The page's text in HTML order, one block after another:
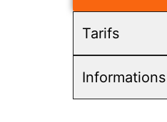
Tarifs
Informations